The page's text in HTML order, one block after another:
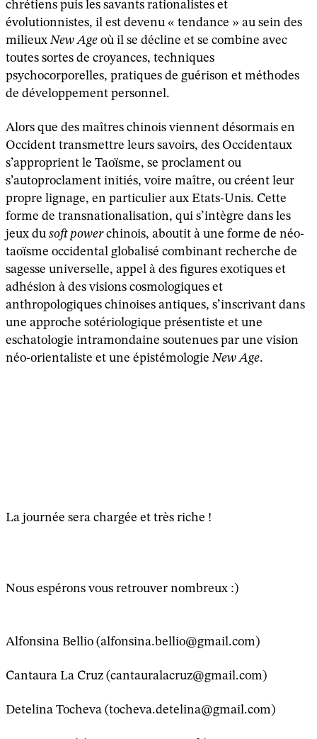
chrétiens puis les savants rationalistes et
évolutionnistes, il est devenu « tendance » au sein des
milieuxNew Age où il se décline et se combine avec
toutes sortes de croyances, techniques
psychocorporelles, pratiques de guérison et méthodes
de développement personnel.
Alors que des maîtres chinois viennent désormais en
Occident transmettre leurs savoirs, des Occidentaux
s’approprient le Taoïsme, se proclament ou
s’autoproclament initiés, voire maître, ou créent leur
propre lignage, en particulier aux Etats-Unis. Cette
forme de transnationalisation, qui s’intègre dans les
jeux du soft powerchinois, aboutit à une forme de néo-
taoïsme occidental globalisé combinant recherche de
sagesse universelle, appel à des figures exotiques et
adhésion à des visions cosmologiques et
anthropologiques chinoises antiques, s’inscrivant dans
une approche sotériologique présentiste et une
eschatologie intramondaine soutenues par une vision
néo-orientaliste et une épistémologieNew Age.
La journée sera chargée et très riche !
Nous espérons vous retrouver nombreux :)
Alfonsina Bellio (alfonsina.bellio@gmail.com)
Cantaura La Cruz (cantauralacruz@gmail.com)
Detelina Tocheva (tocheva.detelina@gmail.com)